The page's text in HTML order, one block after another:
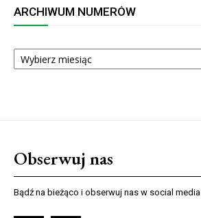
ARCHIWUM NUMERÓW
ARCHIWUM
NUMERÓW
Obserwuj nas
Bądź na bieżąco i obserwuj nas w social media